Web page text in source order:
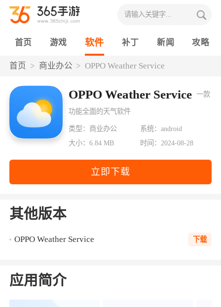
首页 游戏 软件 补丁 新闻 攻略
首页 商业办公 OPPO Weather Service
OPPO Weather Service 一款
功能全面的天气软件
类型：商业办公
系统：android
大小：6.84 MB
时间：2024-08-28
立即下载
其他版本
OPPO Weather Service 下载
应用简介